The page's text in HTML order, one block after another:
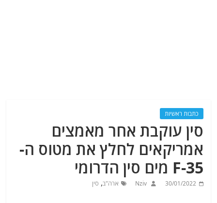
כתבות ראשיות
סין עוקבת אחר מאמצים
אמריקאים לחלץ את מטוס ה-
F-35 מים סין הדרומי
30/01/2022
Nziv ארה"ב, סין